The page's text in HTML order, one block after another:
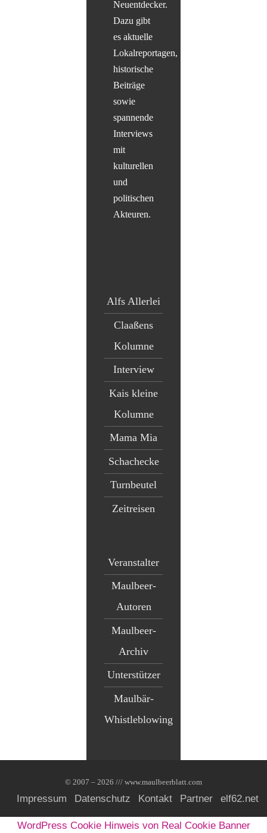
Neuentdecker.
Dazu gibt
es aktuelle
Lokalreportagen,
historische
Beiträge
sowie
spannende
Interviews
mit
kulturellen
und
politischen
Akteuren.
Alfs Allerlei
Claaßens
Kolumne
Interview
Kais kleine
Kolumne
Mama Mia
Schachecke
Turnbeutel
Zeitreisen
Veranstalter
Maulbeer-
Autoren
Maulbeer-
Archiv
Unterstützer
Maulbär-
Whistleblowing
© 2007 – 2026 /// www.maulbeerblatt.com
Impressum Datenschutz Kontakt Partner elf62.net
WordPress Cookie Hinweis von Real Cookie Banner